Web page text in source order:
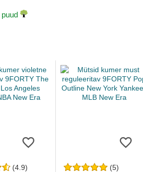
puud
(4.9) (5)